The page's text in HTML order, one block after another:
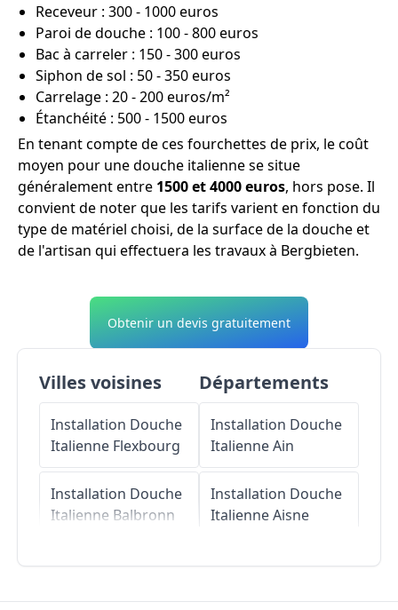
Receveur : 300 - 1000 euros
Paroi de douche : 100 - 800 euros
Bac à carreler : 150 - 300 euros
Siphon de sol : 50 - 350 euros
Carrelage : 20 - 200 euros/m²
Étanchéité : 500 - 1500 euros
En tenant compte de ces fourchettes de prix, le coût
moyen pour une douche italienne se situe
généralement entre 1500 et 4000 euros, hors pose. Il
convient de noter que les tarifs varient en fonction du
type de matériel choisi, de la surface de la douche et
de l'artisan qui effectuera les travaux à Bergbieten.
Obtenir un devis gratuitement
Villes voisines
Installation Douche
Italienne Flexbourg
Installation Douche
Italienne Balbronn
Installation Douche
Dangolsheim
Départements
Installation Douche
ItalienneAin
Installation Douche
ItalienneAisne
Installation Douche